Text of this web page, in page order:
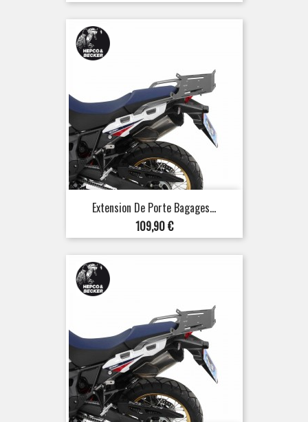
Extension De Porte Bagages...
Prix
109,90 €